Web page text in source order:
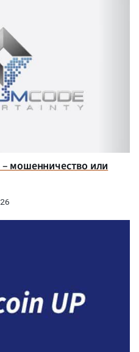
мошенничество или